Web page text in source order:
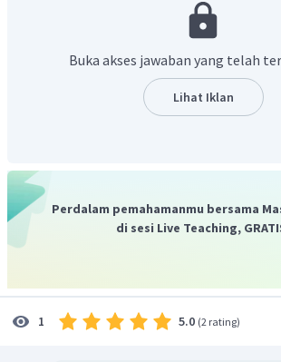
Jadi, kecepatan relatif Agus terhadap
Buka akses jawaban yang telah
Lihat Iklan
Perdalam pemahamanmu bersama
di sesi Live Teaching,
1 5.0 (2 rating)